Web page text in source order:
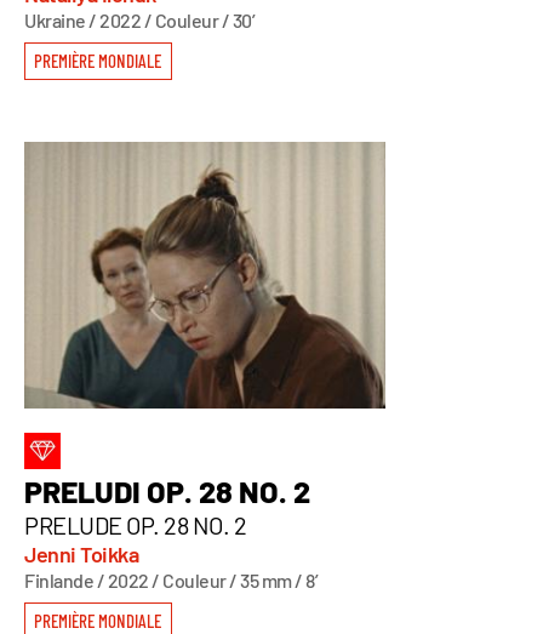
Ukraine / 2022 / Couleur / 30’
PREMIÈRE MONDIALE
PRELUDI OP. 28 NO. 2
PRELUDE OP. 28 NO. 2
Jenni Toikka
Finlande / 2022 / Couleur / 35 mm / 8’
PREMIÈRE MONDIALE